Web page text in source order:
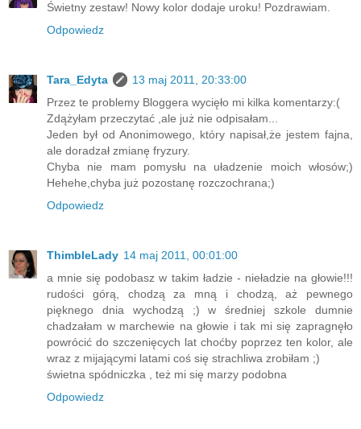
Świetny zestaw! Nowy kolor dodaje uroku! Pozdrawiam.
Odpowiedz
Tara_Edyta
13 maj 2011, 20:33:00
Przez te problemy Bloggera wycięło mi kilka komentarzy:(
Zdążyłam przeczytać ,ale już nie odpisałam...
Jeden był od Anonimowego, który napisał,że jestem fajna,
ale doradzał zmianę fryzury.
Chyba nie mam pomysłu na uładzenie moich włosów;)
Hehehe,chyba już pozostanę rozczochrana;)
Odpowiedz
ThimbleLady 14 maj 2011, 00:01:00
a mnie się podobasz w takim ładzie - nieładzie na głowie!!!
rudości górą, chodzą za mną i chodzą, aż pewnego
pięknego dnia wychodzą ;) w średniej szkole dumnie
chadzałam w marchewie na głowie i tak mi się zapragnęło
powrócić do szczenięcych lat choćby poprzez ten kolor, ale
wraz z mijającymi latami coś się strachliwa zrobiłam ;)
świetna spódniczka , też mi się marzy podobna
Odpowiedz